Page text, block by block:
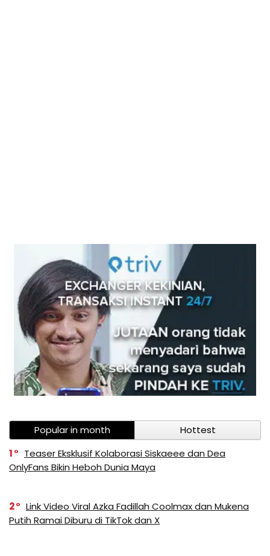
Popular in month
Hottest
1
Teaser Eksklusif Kolaborasi Siskaeee dan Dea
OnlyFans Bikin Heboh Dunia Maya
2
Link Video Viral Azka Fadillah Coolmax dan Mukena
Putih Ramai Diburu di TikTok dan X